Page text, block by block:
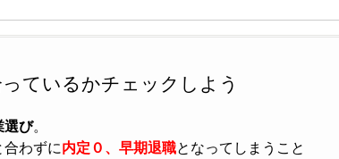
ているかチェックしよう
選び。
合わずに内定０、早期退職となってしまうこと